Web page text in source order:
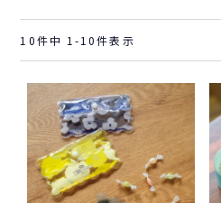
10件中 1-10件表示